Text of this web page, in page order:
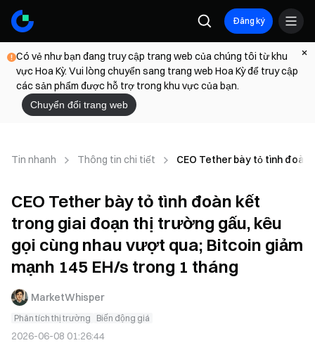
Đăng ký
Có vẻ như bạn đang truy cập trang web của chúng tôi từ khu
vực Hoa Kỳ. Vui lòng chuyển sang trang web Hoa Kỳ để truy cập
các sản phẩm được hỗ trợ trong khu vực của bạn.
Chuyển đổi trang web
Tin nhanh Thông tin chi tiết CEO Tether bày tỏ tình đoàn
CEO Tether bày tỏ tình đoàn kết
trong giai đoạn thị trường gấu, kêu
gọi cùng nhau vượt qua; Bitcoin giảm
mạnh 145 EH/s trong 1 tháng
MarketWhisper
Phân tích thị trường Biến động giá
2026-06-08 01:26:44